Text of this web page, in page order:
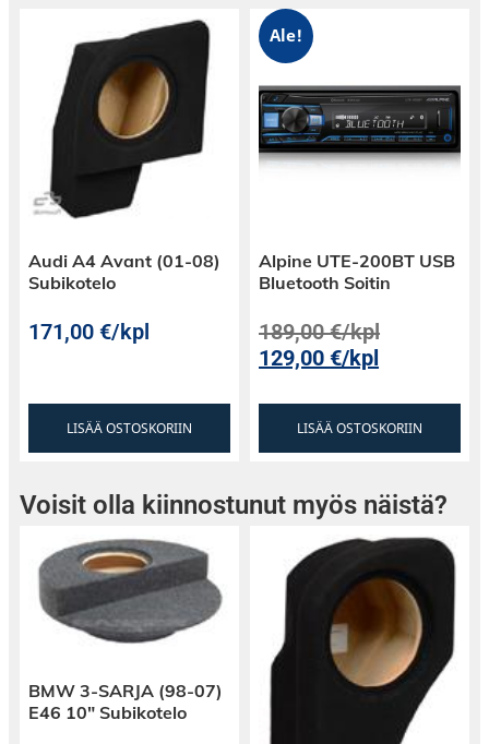
kupari/alumiinipuhekelalla varustettu
diskantin tilalle.
Audi A4 Avant (01-08)
Subikotelo
171,00€/kpl
LISÄÄ OSTOSKORIIN
Ale!
Alpine UTE-200BT USB
Bluetooth Soitin
189,00€/kpl
129,00€/kpl
LISÄÄ OSTOSKORIIN
Voisit olla kiinnostunut myös näistä?
BMW 3-SARJA (98-07)
E46 10″ Subikotelo